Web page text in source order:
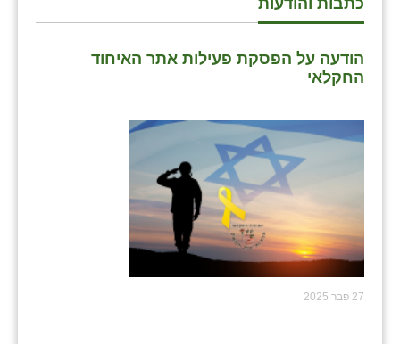
כתבות והודעות
הודעה על הפסקת פעילות אתר האיחוד
החקלאי
27 פבר 2025